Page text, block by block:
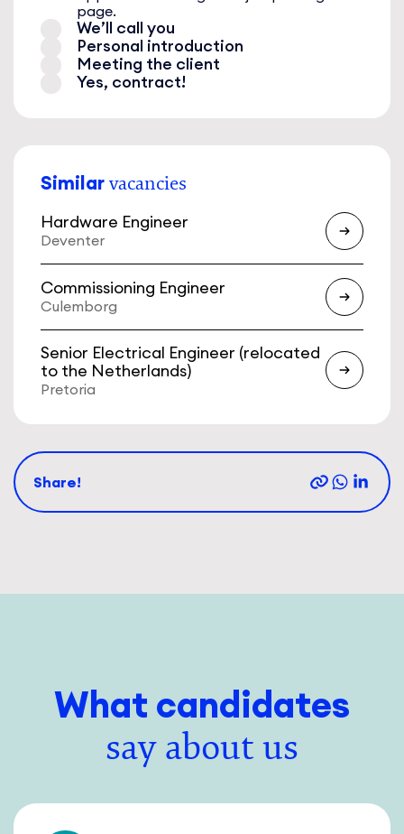
page.
We’ll call you
Personal introduction
Meeting the client
Yes, contract!
Similarvacancies
Hardware Engineer
Deventer
Commissioning Engineer
Culemborg
Senior Electrical Engineer (relocated
to the Netherlands)
Pretoria
Share!
What candidates
say about us